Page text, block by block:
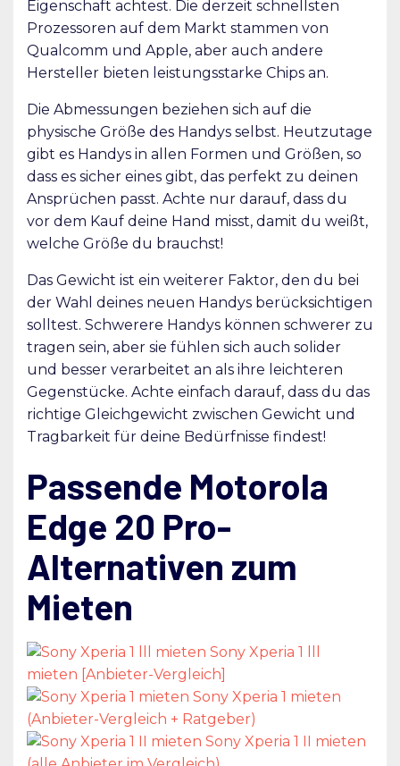
Eigenschaft achtest. Die derzeit schnellsten
Prozessoren auf dem Markt stammen von
Qualcomm und Apple, aber auch andere
Hersteller bieten leistungsstarke Chips an.
Die Abmessungen beziehen sich auf die
physische Größe des Handys selbst. Heutzutage
gibt es Handys in allen Formen und Größen, so
dass es sicher eines gibt, das perfekt zu deinen
Ansprüchen passt. Achte nur darauf, dass du
vor dem Kauf deine Hand misst, damit du weißt,
welche Größe du brauchst!
Das Gewicht ist ein weiterer Faktor, den du bei
der Wahl deines neuen Handys berücksichtigen
solltest. Schwerere Handys können schwerer zu
tragen sein, aber sie fühlen sich auch solider
und besser verarbeitet an als ihre leichteren
Gegenstücke. Achte einfach darauf, dass du das
richtige Gleichgewicht zwischen Gewicht und
Tragbarkeit für deine Bedürfnisse findest!
Passende Motorola
Edge 20 Pro-
Alternativen zum
Mieten
Sony Xperia 1 lll
mieten [Anbieter-Vergleich]
Sony Xperia 1 mieten
(Anbieter-Vergleich + Ratgeber)
Sony Xperia 1 II mieten